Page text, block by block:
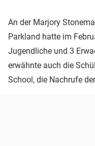
An der Marjory
Parkland hatte im
Jugendliche und 3
erwähnte auch die
School, die Nachrufe